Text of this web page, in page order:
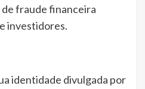
de fraude financeira
investidores.
identidade divulgada por